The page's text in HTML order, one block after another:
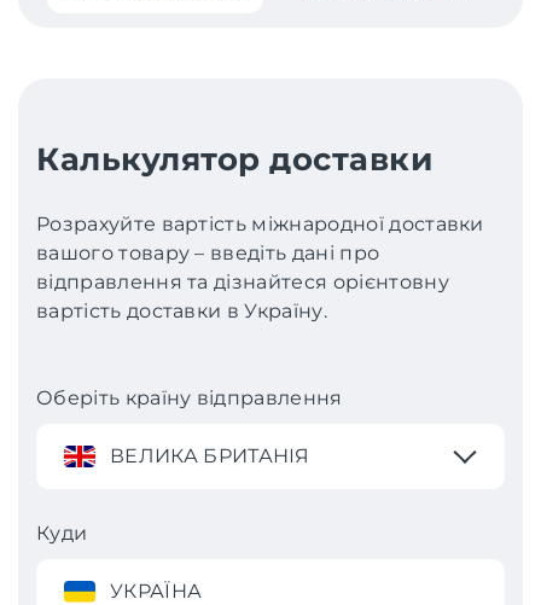
Калькулятор доставки
Розрахуйте вартість міжнародної доставки
вашого товару – введіть дані про
відправлення та дізнайтеся орієнтовну
вартість доставки в Україну.
Оберіть країну відправлення
ВЕЛИКА БРИТАНІЯ
Куди
УКРАЇНА